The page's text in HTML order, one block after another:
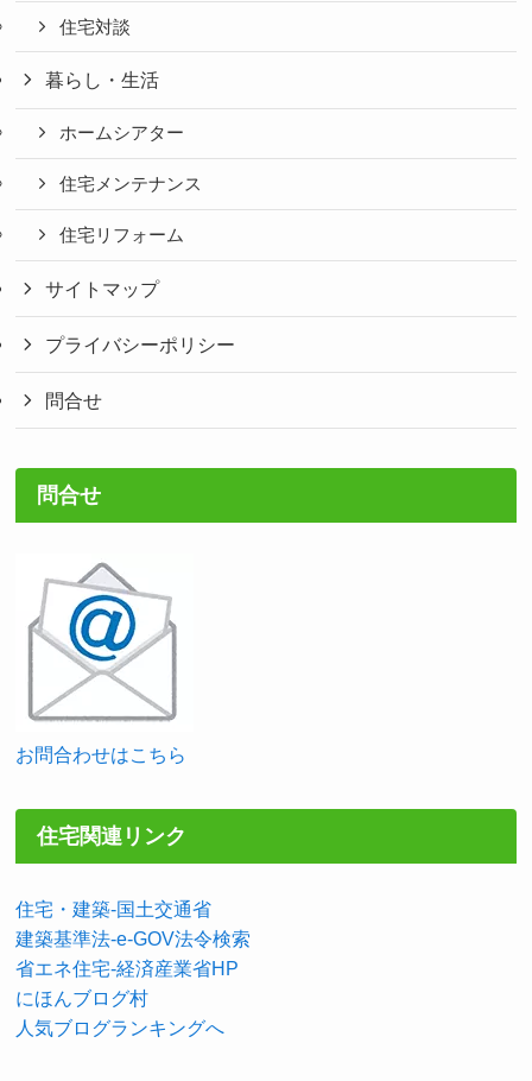
住宅対談
暮らし・生活
ホームシアター
住宅メンテナンス
住宅リフォーム
サイトマップ
プライバシーポリシー
問合せ
問合せ
お問合わせはこちら
住宅関連リンク
住宅・建築-国土交通省
建築基準法-e-GOV法令検索
省エネ住宅-経済産業省HP
にほんブログ村
人気ブログランキングへ